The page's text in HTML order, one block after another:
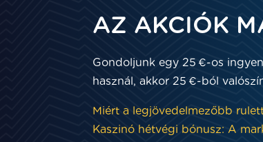
AZ AKCIÓK
Gondoljunk egy 25 €-os
használ, akkor 25 €-ból
Miért a legjövedelmezőbb
Kaszinó hétvégi bónusz: A